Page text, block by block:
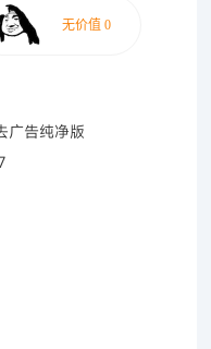
广告纯净版